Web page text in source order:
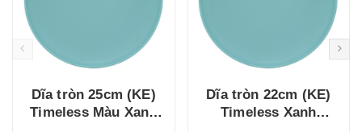
Dĩa tròn 25cm (KE)
Timeless Màu Xanh
Dĩa tròn 22cm (KE)
Timeless Xanh